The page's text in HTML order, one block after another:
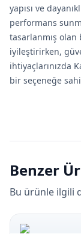
yapısı ve
performans
tasarlanmış
iyileştirirken,
ihtiyaçlarınızda
bir seçeneğe
Benzer
Bu ürünle ilgili